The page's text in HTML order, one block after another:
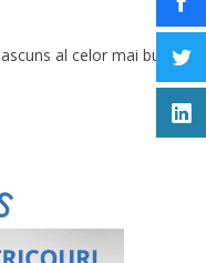
al celor mai buni